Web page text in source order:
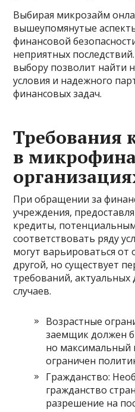
Выбирая микрозайм
вышеупомянутые
финансовой
неприятных
выбору позволит найти
условия и надежного
финансовых задач.
Требования
в
При обращении за
учреждения,
кредиты,
соответствовать ряду
могут варьироваться от
другой, но существует
требований, актуальных
случаев.
Возрастные
заемщик должен
но максимальный
ограничен
Гражданство:
гражданство
разрешение на